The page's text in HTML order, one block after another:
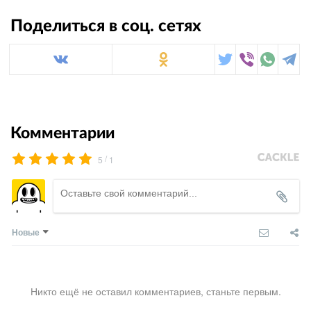
Поделиться в соц. сетях
Комментарии
5 / 1
Новые
Никто ещё не оставил комментариев, станьте первым.